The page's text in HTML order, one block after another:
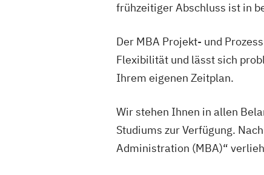
frühzeitiger Abschluss ist in
Der MBA Projekt- und
Flexibilität und lässt sich
Ihrem eigenen Zeitplan.
Wir stehen Ihnen in allen
Studiums zur Verfügung.
Administration (MBA)“